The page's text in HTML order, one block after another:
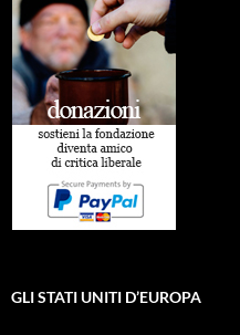
GLI STATI UNITI D’EUROPA